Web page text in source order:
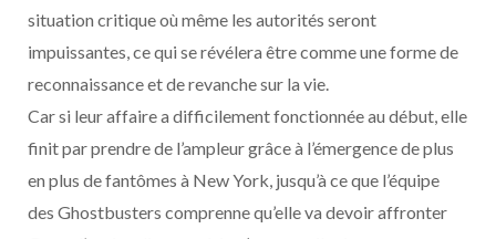
situation critique où même les autorités seront
impuissantes, ce qui se révélera être comme une forme de
reconnaissance et de revanche sur la vie.
Car si leur affaire a difficilement fonctionnée au début, elle
finit par prendre de l’ampleur grâce à l’émergence de plus
en plus de fantômes à New York, jusqu’à ce que l’équipe
des Ghostbusters comprenne qu’elle va devoir affronter